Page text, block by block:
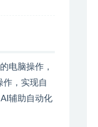
电脑操作，
作，实现自
辅助自动化